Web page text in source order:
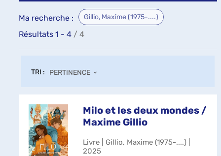
Ma recherche : Gillio, Maxime (1975-....)
Résultats 1 - 4 / 4
TRI : PERTINENCE
Milo et les deux mondes /
Maxime Gillio
Livre | Gillio, Maxime (1975-....) |
2025